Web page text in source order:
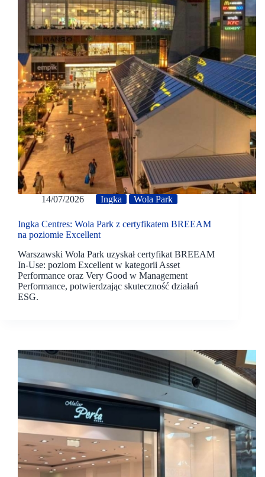
14/07/2026 Ingka Wola Park
Ingka Centres: Wola Park z certyfikatem BREEAM
na poziomie Excellent
Warszawski Wola Park uzyskał certyfikat BREEAM
In-Use: poziom Excellent w kategorii Asset
Performance oraz Very Good w Management
Performance, potwierdzając skuteczność działań
ESG.